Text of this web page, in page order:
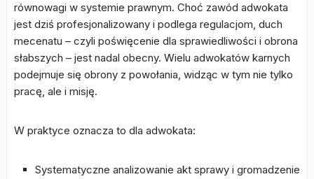
równowagi w systemie prawnym. Choć zawód adwokata
jest dziś profesjonalizowany i podlega regulacjom, duch
mecenatu – czyli poświęcenie dla sprawiedliwości i obrona
słabszych – jest nadal obecny. Wielu adwokatów karnych
podejmuje się obrony z powołania, widząc w tym nie tylko
pracę, ale i misję.
W praktyce oznacza to dla adwokata:
Systematyczne analizowanie akt sprawy i gromadzenie